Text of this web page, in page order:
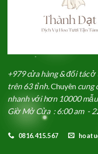
+979 cửa hàng & đối tác
trên 63 tỉnh.Chuyên cung
nhanh với hơn 10000
Giờ Mở Cửa : 6:00 am -
0816.415.567